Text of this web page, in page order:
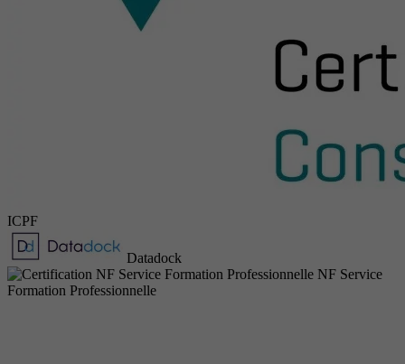
ICPF
Datadock
NF Service
Formation Professionnelle